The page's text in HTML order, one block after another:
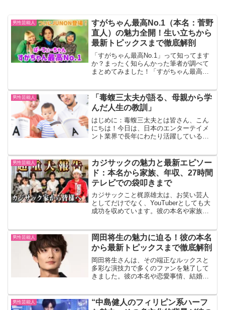
男性芸能人
すがちゃん最高No.1（本名：菅野
直人）の魅力全開！生い立ちから
最新トピックスまで徹底解剖
「すがちゃん最高No.1」って知ってます
か？まったく知らんかった筆者が調べて
まとめてみました！「すがちゃん最高
と）。1991年8月21日、山形県山形市で
生ま...
男性芸能人
「毒蝮三太夫が語る、母親から学
んだ人生の教訓」
はじめに：毒蝮三太夫とは皆さん、こん
にちは！今日は、日本のエンターテイメ
ント業界で長年にわたり活躍している毒
レント、そして俳優としても知られてい
ますが、今回のテーマは彼...
男性芸能人
カジサックの魅力と最新エピソー
ド：本名から家族、年収、27時間
テレビでの袋叩きまで
カジサックこと梶原雄太は、お笑い芸人
としてだけでなく、YouTuberとしても大
成功を収めています。彼の本名や家族、
カジサックの本名とプロフィールカジサ
ックの本名...
男性芸能人
岡田将生の魅力に迫る！彼の本名
から最新トピックスまで徹底解剖
岡田将生さんは、その端正なルックスと
多彩な演技力で多くのファンを魅了して
きました。彼の本名や恋愛事情、結婚の
生さんの魅力に迫り、最新のトピックス
まで徹底解剖します。彼の...
男性芸能人
“中島健人のフィリピン系ハーフ